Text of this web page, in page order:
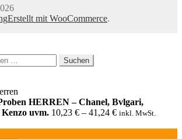
Erstellt mit WooCommerce.
Suchen
HERREN – Chanel, Bvlgari,
Kenzo uvm. 10,23 € – 41,24 € inkl. MwSt.